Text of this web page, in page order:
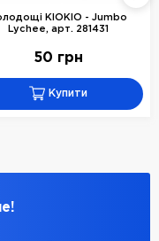
KIOKIO - Jumbo
Lychee, арт. 281431
50 грн
Купити